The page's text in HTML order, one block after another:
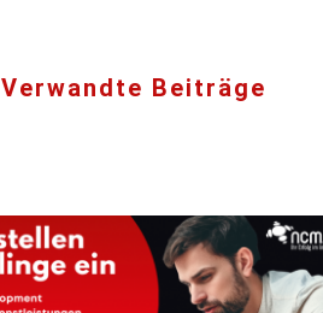
Verwandte Beiträge